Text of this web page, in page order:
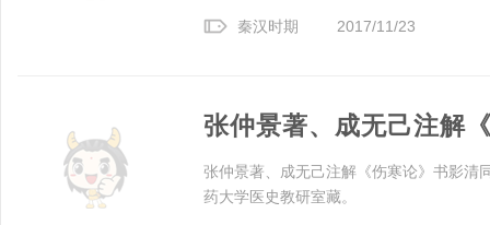
秦汉时期 2017/11/23
张仲景著、成无己注解
张仲景著、成无己注解《伤寒论》书影清
药大学医史教研室藏。